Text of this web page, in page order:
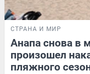
СТРАНА И МИР
Анапа снова в
произошел
пляжного